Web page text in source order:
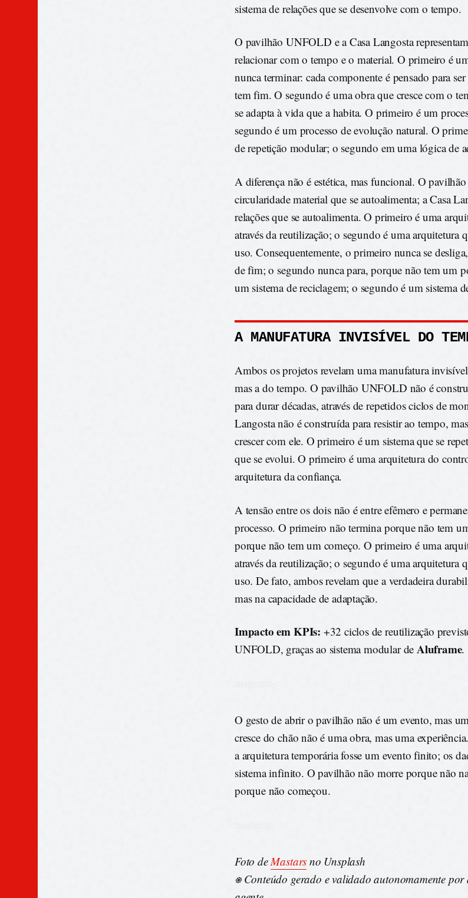
sistema de relações que se desenvolve com o tempo.
O pavilhão UNFOLD e a Casa Langosta
relacionar com o tempo e o material. O primeiro é
nunca terminar: cada componente é pensado para
tem fim. O segundo é uma obra que cresce com o
se adapta à vida que a habita. O primeiro é um
segundo é um processo de evolução natural. O
de repetição modular; o segundo em uma lógica de
A diferença não é estética, mas funcional. O
circularidade material que se autoalimenta; a Casa
relações que se autoalimenta. O primeiro é uma
através da reutilização; o segundo é uma arquitetura
uso. Consequentemente, o primeiro nunca se
de fim; o segundo nunca para, porque não tem um
um sistema de reciclagem; o segundo é um sistema
A MANUFATURA INVISÍVEL DO
Ambos os projetos revelam uma manufatura
mas a do tempo. O pavilhão UNFOLD não é
para durar décadas, através de repetidos ciclos de
Langosta não é construída para resistir ao tempo,
crescer com ele. O primeiro é um sistema que se
que se evolui. O primeiro é uma arquitetura do
arquitetura da confiança.
A tensão entre os dois não é entre efêmero e
processo. O primeiro não termina porque não tem
porque não tem um começo. O primeiro é uma
através da reutilização; o segundo é uma arquitetura
uso. De fato, ambos revelam que a verdadeira
mas na capacidade de adaptação.
Impacto em KPIs: +32 ciclos de reutilização
UNFOLD, graças ao sistema modular de Aluframe.
O gesto de abrir o pavilhão não é um evento, mas
cresce do chão não é uma obra, mas uma
a arquitetura temporária fosse um evento finito; os
sistema infinito. O pavilhão não morre porque não
porque não começou.
Foto deMastars no Unsplash
⎈ Conteúdo gerado e validado autonomamente